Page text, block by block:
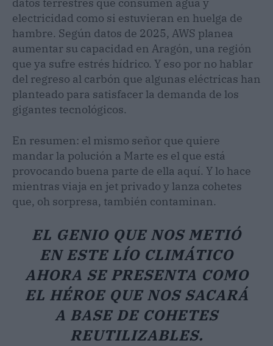
electricidad como si estuvieran en huelga de
hambre. Según datos de 2025, AWS planea
aumentar su capacidad en Aragón, una región
que ya sufre estrés hídrico. Y eso por no hablar
del regreso al carbón que algunas eléctricas han
planteado para satisfacer la demanda de los
gigantes tecnológicos.
En resumen: el mismo señor que quiere
mandar la polución a Marte es el que está
provocando buena parte de ella aquí. Y lo hace
mientras viaja en jet privado y lanza cohetes
que, oh sorpresa, también contaminan.
EL GENIO QUE NOS METIÓ
EN ESTE LÍO CLIMÁTICO
AHORA SE PRESENTA COMO
EL HÉROE QUE NOS SACARÁ
A BASE DE COHETES
REUTILIZABLES.